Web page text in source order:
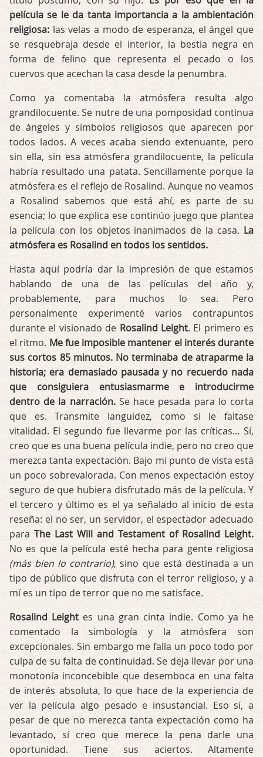
película se le da tanta importancia a la ambientación
religiosa: las velas a modo de esperanza, el ángel que
se resquebraja desde el interior, la bestia negra en
forma de felino que representa el pecado o los
cuervos que acechan la casa desde la penumbra.
Como ya comentaba la atmósfera resulta algo
grandilocuente. Se nutre de una pomposidad continua
de ángeles y símbolos religiosos que aparecen por
todos lados. A veces acaba siendo extenuante, pero
sin ella, sin esa atmósfera grandilocuente, la película
habría resultado una patata. Sencillamente porque la
atmósfera es el reflejo de Rosalind. Aunque no veamos
a Rosalind sabemos que está ahí, es parte de su
esencia; lo que explica ese continúo juego que plantea
la película con los objetos inanimados de la casa. La
atmósfera es Rosalind en todos los sentidos.
Hasta aquí podría dar la impresión de que estamos
hablando de una de las películas del año y,
probablemente, para muchos lo sea. Pero
personalmente experimenté varios contrapuntos
durante el visionado de Rosalind Leight. El primero es
el ritmo. Me fue imposible mantener el interés durante
sus cortos 85 minutos. No terminaba de atraparme la
historia; era demasiado pausada y no recuerdo nada
que consiguiera entusiasmarme e introducirme
dentro de la narración.Se hace pesada para lo corta
que es. Transmite languidez, como si le faltase
vitalidad. El segundo fue llevarme por las críticas… Sí,
creo que es una buena película indie, pero no creo que
merezca tanta expectación. Bajo mi punto de vista está
un poco sobrevalorada. Con menos expectación estoy
seguro de que hubiera disfrutado más de la película. Y
el tercero y último es el ya señalado al inicio de esta
reseña: el no ser, un servidor, el espectador adecuado
para The Last Will and Testament of Rosalind Leight.
No es que la película esté hecha para gente religiosa
(más bien lo contrario), sino que está destinada a un
tipo de público que disfruta con el terror religioso, y a
mí es un tipo de terror que no me satisface.
Rosalind Leight es una gran cinta indie. Como ya he
comentado la simbología y la atmósfera son
excepcionales. Sin embargo me falla un poco todo por
culpa de su falta de continuidad. Se deja llevar por una
monotonía inconcebible que desemboca en una falta
de interés absoluta, lo que hace de la experiencia de
ver la película algo pesado e insustancial. Eso sí, a
pesar de que no merezca tanta expectación como ha
levantado, sí creo que merece la pena darle una
oportunidad. Tiene sus aciertos. Altamente